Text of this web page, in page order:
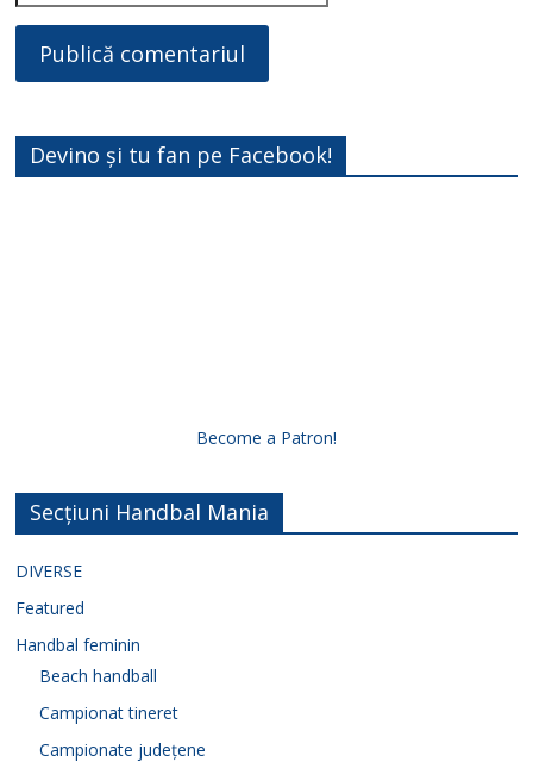
Devino și tu fan pe Facebook!
Become a Patron!
Secțiuni Handbal Mania
DIVERSE
Featured
Handbal feminin
Beach handball
Campionat tineret
Campionate județene